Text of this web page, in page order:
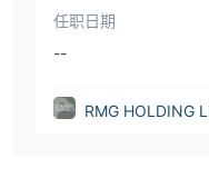
任职日期
--
RMG HOLDING